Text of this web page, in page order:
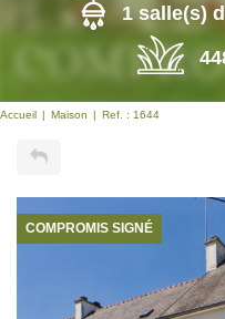
1 salle(s)
Accueil Maison Ref. : 1644
COMPROMIS SIGNÉ